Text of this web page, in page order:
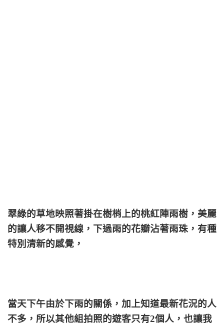
翠綠的草地映照著掛在樹梢上的桃紅陣雨樹，美麗
的讓人移不開視線，下過雨的花瓣沾著雨珠，有種
特別清新的感覺，
當天下午由於下雨的關係，加上知道最新花況的人
不多，所以其他組拍照的遊客只有2個人，也讓我